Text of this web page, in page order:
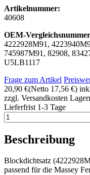
Artikelnummer:
40608
OEM-
4222928M91,
745987M91, 82908,
U5LB1117
Frage zum Artikel
20,90 €(Netto 17,56 €)
zzgl. Versandkosten
Lieferfrist 1-3 Tage
Beschreibung
Blockdichtsatz
passend für die Massey